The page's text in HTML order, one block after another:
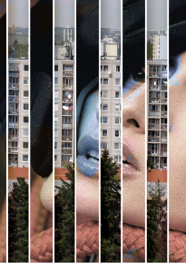
Pro děti
edu
Vše o ČT